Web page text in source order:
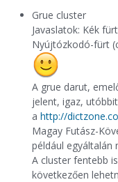
Grue cluster
Javaslatok: Kék
Nyújtózkodó-fürt
A grue darut,
jelent, igaz,
a http://
Magay Futász-
például egyáltalán
A cluster fentebb
következően